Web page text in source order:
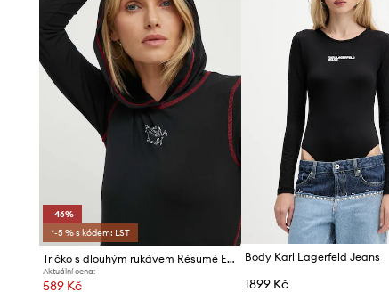
-46%
*-5 % s kódem: LST
Tričko s dlouhým rukávem Résumé EstelleRS
Aktuální cena:
589 Kč
Body Karl Lagerfeld Jeans
1899 Kč